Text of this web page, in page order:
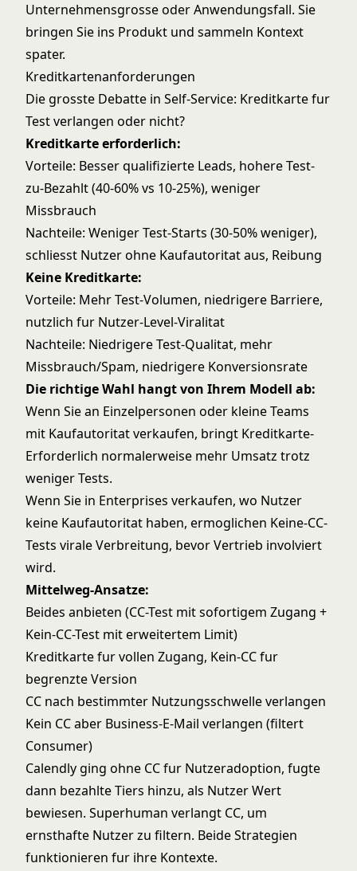
Unternehmensgrosse oder Anwendungsfall. Sie
bringen Sie ins Produkt und sammeln Kontext
spater.
Kreditkartenanforderungen
Die grosste Debatte in Self-Service: Kreditkarte fur
Test verlangen oder nicht?
Kreditkarte erforderlich:
Vorteile: Besser qualifizierte Leads, hohere Test-
zu-Bezahlt (40-60% vs 10-25%), weniger
Missbrauch
Nachteile: Weniger Test-Starts (30-50% weniger),
schliesst Nutzer ohne Kaufautoritat aus, Reibung
Keine Kreditkarte:
Vorteile: Mehr Test-Volumen, niedrigere Barriere,
nutzlich fur Nutzer-Level-Viralitat
Nachteile: Niedrigere Test-Qualitat, mehr
Missbrauch/Spam, niedrigere Konversionsrate
Die richtige Wahl hangt von Ihrem Modell ab:
Wenn Sie an Einzelpersonen oder kleine Teams
mit Kaufautoritat verkaufen, bringt Kreditkarte-
Erforderlich normalerweise mehr Umsatz trotz
weniger Tests.
Wenn Sie in Enterprises verkaufen, wo Nutzer
keine Kaufautoritat haben, ermoglichen Keine-CC-
Tests virale Verbreitung, bevor Vertrieb involviert
wird.
Mittelweg-Ansatze:
Beides anbieten (CC-Test mit sofortigem Zugang +
Kein-CC-Test mit erweitertem Limit)
Kreditkarte fur vollen Zugang, Kein-CC fur
begrenzte Version
CC nach bestimmter Nutzungsschwelle verlangen
Kein CC aber Business-E-Mail verlangen (filtert
Consumer)
Calendly ging ohne CC fur Nutzeradoption, fugte
dann bezahlte Tiers hinzu, als Nutzer Wert
bewiesen. Superhuman verlangt CC, um
ernsthafte Nutzer zu filtern. Beide Strategien
funktionieren fur ihre Kontexte.